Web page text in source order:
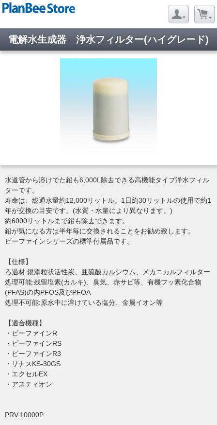
電解水生成器 浄水フィルター(ハイグレード)
水道管から溶けでた鉛も6,000L除去できる高機能タイプ浄水フィル
ターです。
寿命は、総通水量約12,000リットル。1日約30リットルの使用で約1
年が交換の目安です。(水質・水量により異なります。)
約6000リットルまで鉛も除去できます。
鉛が気になる方は半年毎に交換されることをお勧め致します。
ビーファインシリーズの標準付属品です。
【仕様】
ろ過材:銀添粒状活性炭、亜硫酸カルシウム、メカニカルフィルター
処理可能:残留塩素(カルキ)、臭気、赤サビ等、有機フッ素化合物
(PFAS)の内PFOS及びPFOA
処理不可能:原水中に溶けている塩分、金属イオン等
【適合機種】
・ビーファインR
・ビーファインRS
・ビーファインR3
・サナスKS-30GS
・エクセルEX
・アスティオン
PRV:10000P